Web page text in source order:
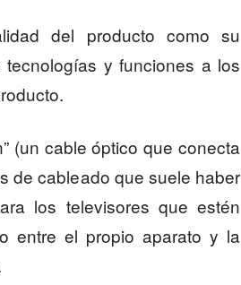
del producto como su
y funciones a los
(un cable óptico que conecta
de cableado que suele haber
los televisores que estén
entre el propio aparato y la